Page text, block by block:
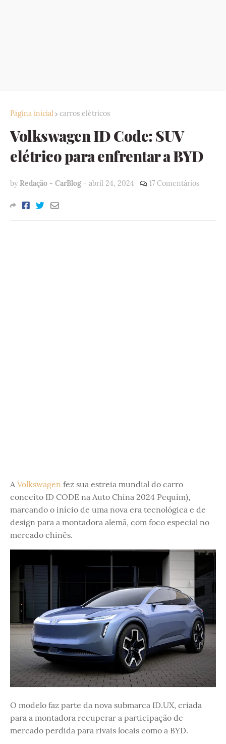
Página inicial carros elétricos
Volkswagen ID Code: SUV
elétrico para enfrentar a BYD
by Redação - CarBlog - abril 24, 2024 17 Comentários
A Volkswagen fez sua estreia mundial do carro
conceito ID CODE na Auto China 2024 Pequim),
marcando o início de uma nova era tecnológica e de
design para a montadora alemã, com foco especial no
mercado chinês.
O modelo faz parte da nova submarca ID.UX, criada
para a montadora recuperar a participação de
mercado perdida para rivais locais como a BYD.